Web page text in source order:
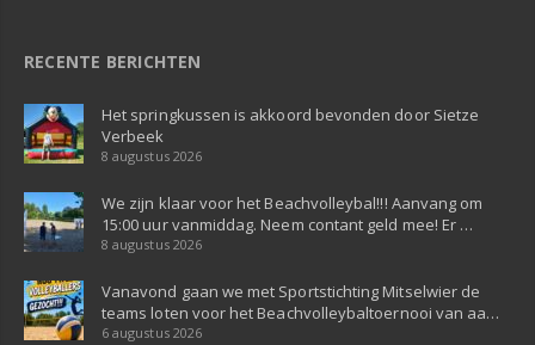
RECENTE BERICHTEN
Het springkussen is akkoord bevonden door Sietze
Verbeek
8 augustus 2026
We zijn klaar voor het Beachvolleybal!!! Aanvang om
15:00 uur vanmiddag. Neem contant geld mee! Er …
8 augustus 2026
Vanavond gaan we met Sportstichting Mitselwier de
teams loten voor het Beachvolleybaltoernooi van aa…
6 augustus 2026